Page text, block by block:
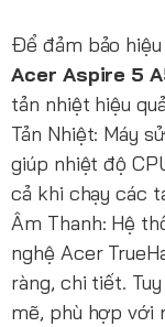
Để đảm bảo
Acer Aspire 5
tản nhiệt hiệu
Tản Nhiệt: Máy
giúp nhiệt độ
cả khi chạy các
Âm Thanh: Hệ
nghệ Acer
ràng, chi tiết.
mẽ, phù hợp với